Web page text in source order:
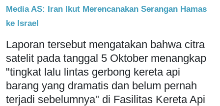
Media AS: Iran Ikut Merencanakan Serangan Hamas
ke Israel
Laporan tersebut mengatakan bahwa citra
satelit pada tanggal 5 Oktober menangkap
"tingkat lalu lintas gerbong kereta api
barang yang dramatis dan belum pernah
terjadi sebelumnya" di Fasilitas Kereta Api